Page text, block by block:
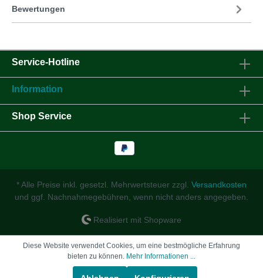
Bewertungen
Service-Hotline
Information
Shop Service
* Alle Preise inkl. gesetzl. Mehrwertsteuer zzgl. Versandkosten
und ggf. Nachnahmegebühren, wenn nicht anders angegeben.
Realisiert mit Shopware
Diese Website verwendet Cookies, um eine bestmögliche Erfahrung
bieten zu können. Mehr Informationen ...